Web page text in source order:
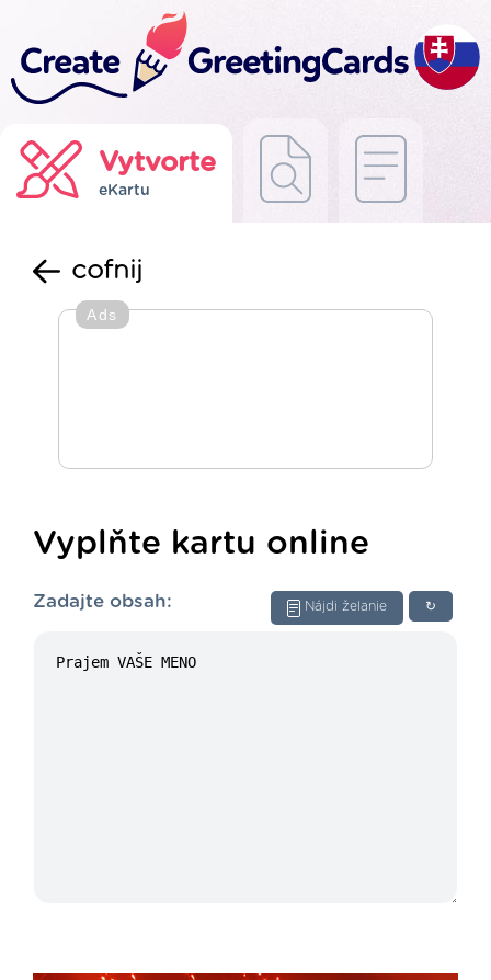
Vytvorte
eKartu
cofnij
Ads
Vyplňte kartu online
↻
Nájdi želanie
Zadajte obsah: